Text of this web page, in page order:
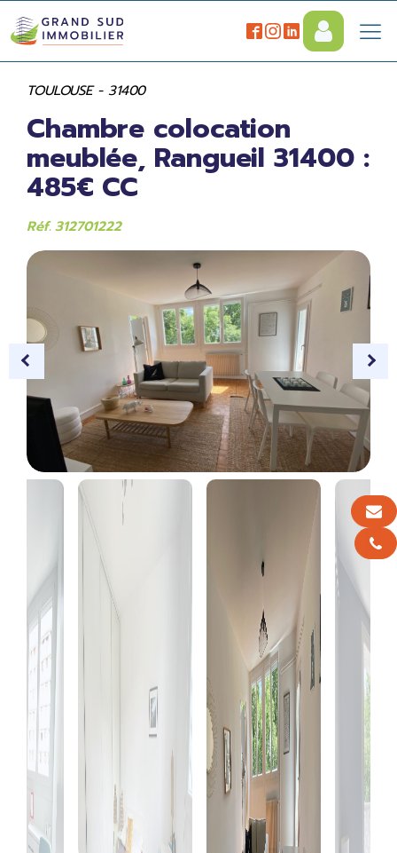
TOULOUSE - 31400
Chambre colocation
meublée, Rangueil 31400 :
485€ CC
Réf. 312701222